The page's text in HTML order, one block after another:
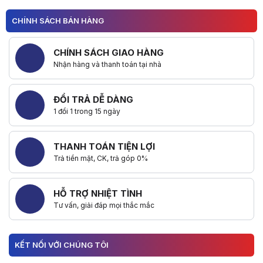
CHÍNH SÁCH BÁN HÀNG
CHÍNH SÁCH GIAO HÀNG
Nhận hàng và thanh toán tại nhà
ĐỔI TRẢ DỄ DÀNG
1 đổi 1 trong 15 ngày
THANH TOÁN TIỆN LỢI
Trả tiền mặt, CK, trả góp 0%
HỖ TRỢ NHIỆT TÌNH
Tư vấn, giải đáp mọi thắc mắc
KẾT NỐI VỚI CHÚNG TÔI